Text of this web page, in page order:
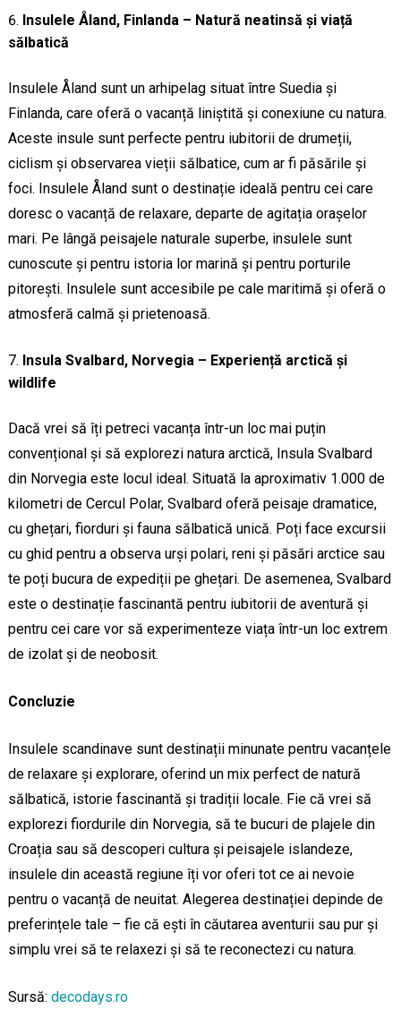
Insulele Åland, Finlanda – Natură neatinsă și viață
sălbatică
Insulele Åland sunt un arhipelag situat între Suedia și
Finlanda, care oferă o vacanță liniștită și conexiune cu natura.
Aceste insule sunt perfecte pentru iubitorii de drumeții,
ciclism și observarea vieții sălbatice, cum ar fi păsările și
foci. Insulele Åland sunt o destinație ideală pentru cei care
doresc o vacanță de relaxare, departe de agitația orașelor
mari. Pe lângă peisajele naturale superbe, insulele sunt
cunoscute și pentru istoria lor marină și pentru porturile
pitorești. Insulele sunt accesibile pe cale maritimă și oferă o
atmosferă calmă și prietenoasă.
Insula Svalbard, Norvegia – Experiență arctică și
wildlife
Dacă vrei să îți petreci vacanța într-un loc mai puțin
convențional și să explorezi natura arctică, Insula Svalbard
din Norvegia este locul ideal. Situată la aproximativ 1.000 de
kilometri de Cercul Polar, Svalbard oferă peisaje dramatice,
cu ghețari, fiorduri și fauna sălbatică unică. Poți face excursii
cu ghid pentru a observa urși polari, reni și păsări arctice sau
te poți bucura de expediții pe ghețari. De asemenea, Svalbard
este o destinație fascinantă pentru iubitorii de aventură și
pentru cei care vor să experimenteze viața într-un loc extrem
de izolat și de neobosit.
Concluzie
Insulele scandinave sunt destinații minunate pentru vacanțele
de relaxare și explorare, oferind un mix perfect de natură
sălbatică, istorie fascinantă și tradiții locale. Fie că vrei să
explorezi fiordurile din Norvegia, să te bucuri de plajele din
Croația sau să descoperi cultura și peisajele islandeze,
insulele din această regiune îți vor oferi tot ce ai nevoie
pentru o vacanță de neuitat. Alegerea destinației depinde de
preferințele tale – fie că ești în căutarea aventurii sau pur și
simplu vrei să te relaxezi și să te reconectezi cu natura.
Sursă: decodays.ro